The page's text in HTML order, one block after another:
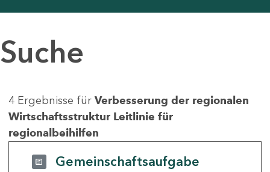
Suche
4 Ergebnisse für Verbesserung der regionalen
Wirtschaftsstruktur Leitlinie für
regionalbeihilfen
Gemeinschaftsaufgabe